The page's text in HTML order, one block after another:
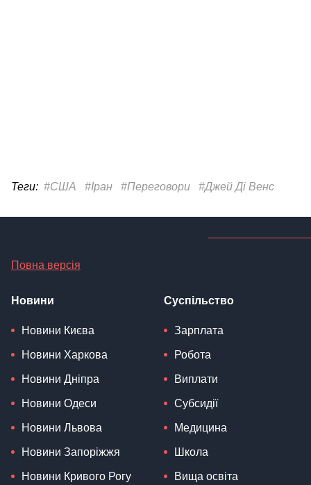
Теги: #США #Іран #Переговори #Джей Ді Венс
Повна версія
Новини
Новини Києва
Новини Харкова
Новини Дніпра
Новини Одеси
Новини Львова
Новини Запоріжжя
Новини Кривого Рогу
Суспільство
Зарплата
Робота
Виплати
Субсидії
Медицина
Школа
Вища освіта